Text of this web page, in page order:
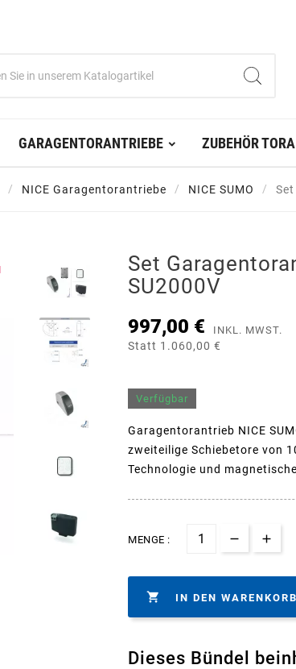
GARAGENTORANTRIEBE ZUBEHÖR
NICE Garagentorantriebe NICE SUMO
Set
SU2000V
997,00 € INKL. MWST.
Statt 1.060,00 €
Verfügbar
Garagentorantrieb NICE
zweiteilige Schiebetore von
Technologie und
MENGE :
 IN DEN
Dieses Bündel